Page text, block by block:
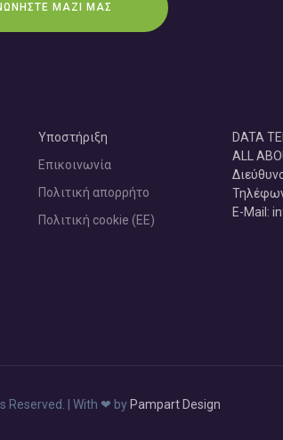
ΜΑΖΙ ΜΑΣ
Υποστήριξη
Επικοινωνία
Πολιτική απορρήτο
Πολιτική cookie (ΕΕ)
DATA
ALL
E-Mail:
Reserved. | With ❤ by Pampart Design